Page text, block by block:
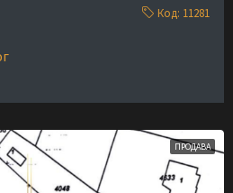
Код: 11281
ПРОДАВА